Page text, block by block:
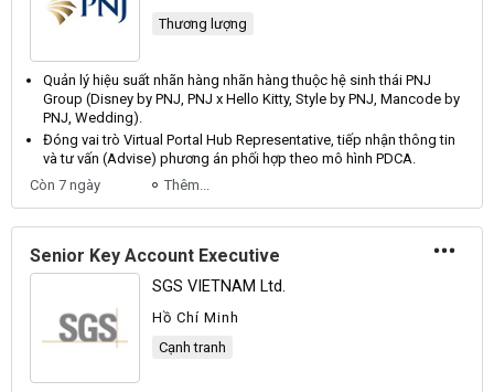
Thương lượng
Quản lý hiệu suất nhãn hàng nhãn hàng thuộc hệ sinh thái PNJ
Group (Disney by PNJ, PNJ x Hello Kitty, Style by PNJ, Mancode by
PNJ, Wedding).
Đóng vai trò Virtual Portal Hub Representative, tiếp nhận thông tin
và tư vấn (Advise) phương án phối hợp theo mô hình PDCA.
Còn 7 ngày
Thêm...
Senior Key Account Executive
SGS VIETNAM Ltd.
Hồ Chí Minh
Cạnh tranh